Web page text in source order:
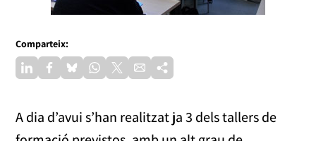
Comparteix:
A dia d’avui s’han realitzat ja 3 dels tallers de